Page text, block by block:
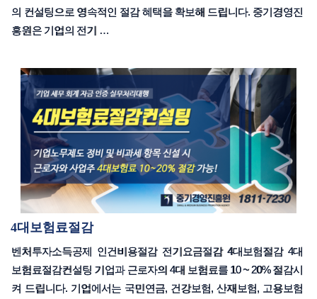
의 컨설팅으로 영속적인 절감 혜택을 확보해 드립니다. 중기경영진
흥원은 기업의 전기 …
4대보험료절감
벤처투자소득공제 인건비용절감 전기요금절감 4대보험절감 4대
보험료절감컨설팅 기업과 근로자의 4대 보험료를 10 ~ 20% 절감시
켜 드립니다. 기업에서는 국민연금, 건강보험, 산재보험, 고용보험